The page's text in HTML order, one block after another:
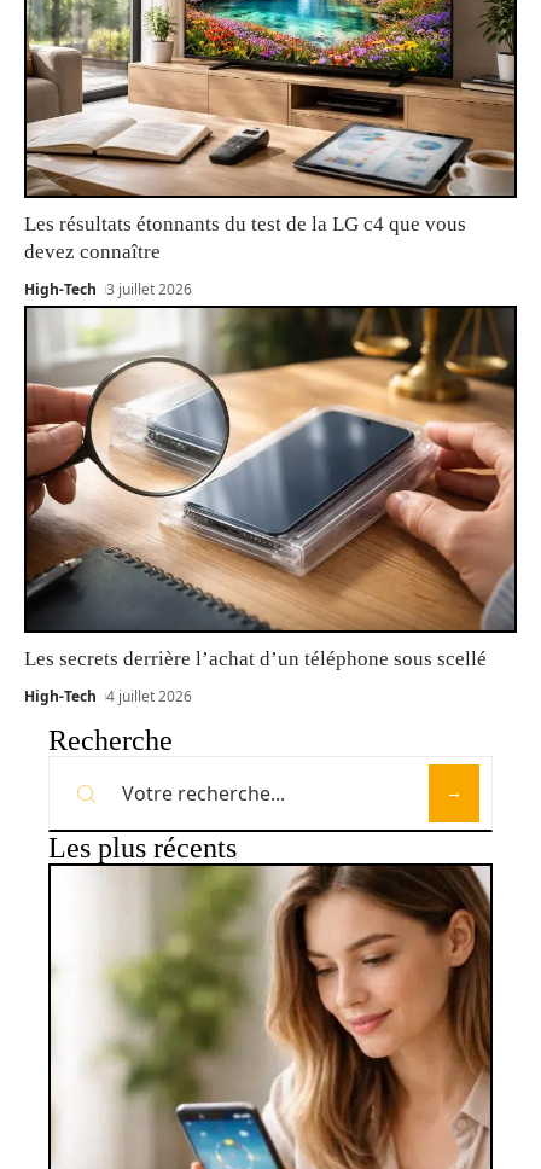
Les résultats étonnants du test de la LG c4 que vous
devez connaître
High-Tech 3 juillet 2026
Les secrets derrière l’achat d’un téléphone sous scellé
High-Tech 4 juillet 2026
Recherche
Les plus récents